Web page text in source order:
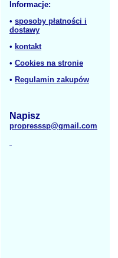
Informacje:
• sposoby płatności i
dostawy
• kontakt
• Cookies na stronie
• Regulamin zakupów
Napisz
propresssp@gmail.com